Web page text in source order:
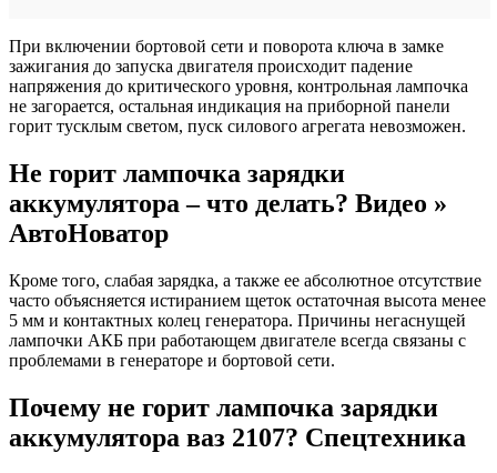
При включении бортовой сети и поворота ключа в замке
зажигания до запуска двигателя происходит падение
напряжения до критического уровня, контрольная лампочка
не загорается, остальная индикация на приборной панели
горит тусклым светом, пуск силового агрегата невозможен.
Не горит лампочка зарядки
аккумулятора – что делать? Видео »
АвтоНоватор
Кроме того, слабая зарядка, а также ее абсолютное отсутствие
часто объясняется истиранием щеток остаточная высота менее
5 мм и контактных колец генератора. Причины негаснущей
лампочки АКБ при работающем двигателе всегда связаны с
проблемами в генераторе и бортовой сети.
Почему не горит лампочка зарядки
аккумулятора ваз 2107? Спецтехника